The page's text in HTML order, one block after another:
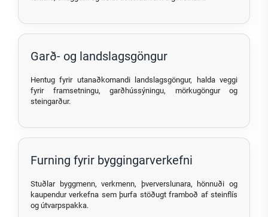
Garð- og landslagsgöngur
Hentug fyrir utanaðkomandi landslagsgöngur, halda veggi
fyrir framsetningu, garðhússýningu, mörkugöngur og
steingarður.
Furning fyrir byggingarverkefni
Stuðlar byggmenn, verkmenn, þververslunara, hönnuði og
kaupendur verkefna sem þurfa stöðugt framboð af steinflís
og útvarpspakka.